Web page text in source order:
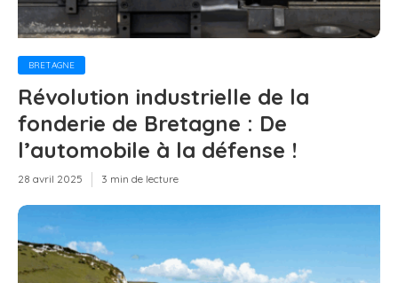
BRETAGNE
Révolution industrielle de la
fonderie de Bretagne : De
l’automobile à la défense !
28 avril 2025 3 min de lecture